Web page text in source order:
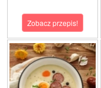
Zobacz przepis!